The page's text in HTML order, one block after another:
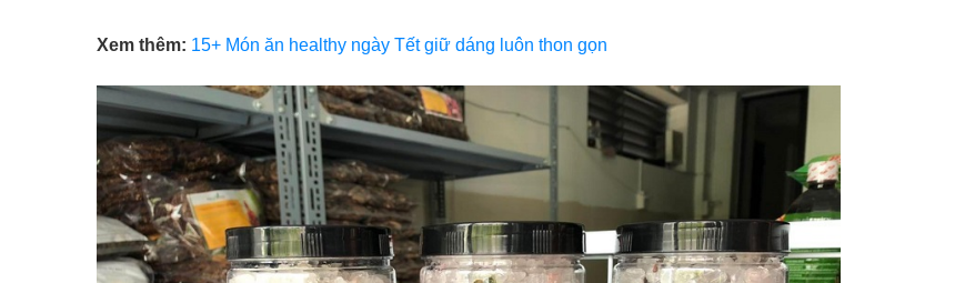
Xem thêm: 15+ Món ăn healthy ngày Tết giữ dáng luôn thon gọn